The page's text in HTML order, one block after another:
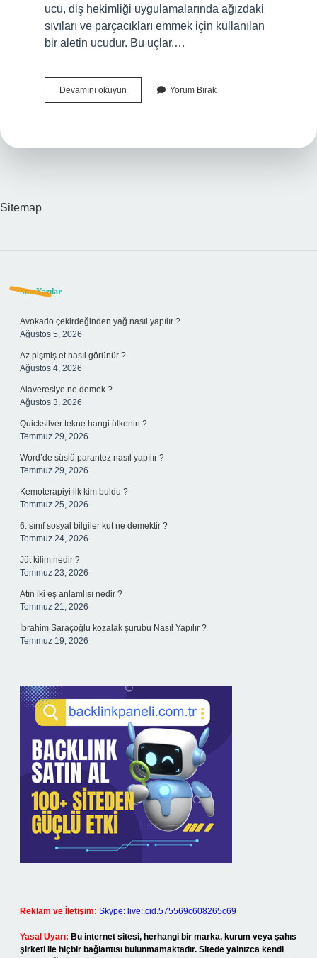
ucu, diş hekimliği uygulamalarında ağızdaki
sıvıları ve parçacıkları emmek için kullanılan
bir aletin ucudur. Bu uçlar,…
Devamını okuyun Aspiratör
Cihazi
Yorum Bırak
Sitemap
Sidebar
Son Yazılar
Avokado çekirdeğinden yağ nasıl yapılır ?
Ağustos 5, 2026
Az pişmiş et nasıl görünür ?
Ağustos 4, 2026
Alaveresiye ne demek ?
Ağustos 3, 2026
Quicksilver tekne hangi ülkenin ?
Temmuz 29, 2026
Word’de süslü parantez nasıl yapılır ?
Temmuz 29, 2026
Kemoterapiyi ilk kim buldu ?
Temmuz 25, 2026
6. sınıf sosyal bilgiler kut ne demektir ?
Temmuz 24, 2026
Jüt kilim nedir ?
Temmuz 23, 2026
Atın iki eş anlamlısı nedir ?
Temmuz 21, 2026
İbrahim Saraçoğlu kozalak şurubu Nasıl Yapılır ?
Temmuz 19, 2026
Reklam ve İletişim: Skype: live:.cid.575569c608265c69
Yasal Uyarı: Bu internet sitesi, herhangi bir marka, kurum veya şahıs
şirketi ile hiçbir bağlantısı bulunmamaktadır. Sitede yalnızca kendi